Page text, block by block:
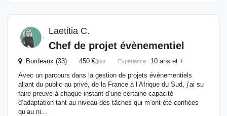
Laetitia C.
Chef de projet évènementiel
Bordeaux (33) 450 €/jour Expérience : 10 ans et +
Avec un parcours dans la gestion de projets évènementiels
allant du public au privé, de la France à l’Afrique du Sud, j’ai su
faire preuve à chaque instant d’une certaine capacité
d’adaptation tant au niveau des tâches qui m’ont été confiées
qu’au ni...